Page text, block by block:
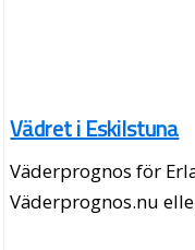
Vädret i Eskilstuna
Väderprognos för
Väderprognos.nu